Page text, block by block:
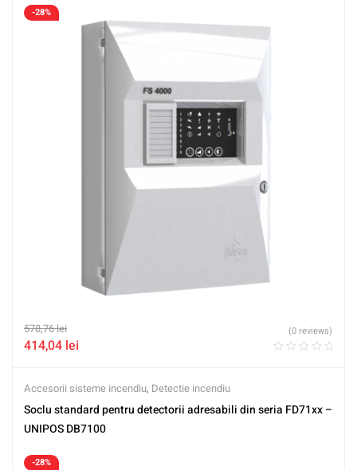
-28%
578,76lei
414,04 lei
(0 reviews)
Accesorii sisteme incendiu, Detectie incendiu
Soclu standard pentru detectorii adresabili din seria FD71xx –
UNIPOS DB7100
-28%